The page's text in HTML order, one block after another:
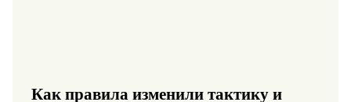
Как правила изменили тактику и